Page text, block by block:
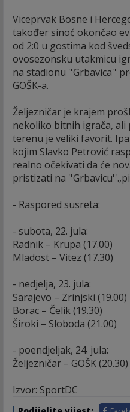
Viceprvak Bosne i
također sinoć okončao
od 2:0 u gostima kod
ovosezonsku utakmicu
na stadionu ''Grbavica''
GOŠK-a.
Željezničar je krajem
nekoliko bitnih igrača, ali
terenu je veliki favorit.
kojim Slavko Petrović
realno očekivati da će
pristizati na
- Raspored susreta:
- subota, 22. jula:
Radnik – Krupa (17.00)
Mladost – Vitez (17.30)
- nedjelja, 23. jula:
Sarajevo – Zrinjski (19.00)
Borac – Čelik (19.30)
Široki – Sloboda (21.00)
- poendjeljak, 24. jula:
Željezničar – GOŠK (20.30)
Izvor: SportDC